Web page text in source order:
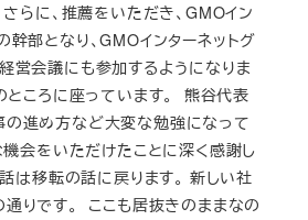
らに、推薦をいただき、GMOイン
幹部となり、GMOインターネットグ
営会議にも参加するようになりま
ところに座っています。 熊谷代表
進め方など大変な勉強になって
会をいただけたことに深く感謝し
は移転の話に戻ります。 新しい社
りです。 ここも居抜きのままなの